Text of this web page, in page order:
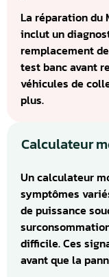
La réparation du
inclut un
remplacement
test banc avant
véhicules de
plus.
Calculateur
Un calculateur
symptômes
de puissance
difficile. Ces
avant que la